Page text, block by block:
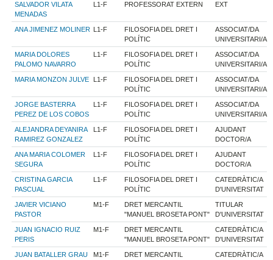
SALVADOR VILATA
MENADAS
L1-F PROFESSORAT EXTERN EXT
ANA JIMENEZ MOLINER L1-F
FILOSOFIA DEL DRET I
POLÍTIC
ASSOCIAT/DA
UNIVERSITARI/A
MARIA DOLORES
PALOMO NAVARRO
L1-F
FILOSOFIA DEL DRET I
POLÍTIC
ASSOCIAT/DA
UNIVERSITARI/A
MARIA MONZON JULVE L1-F
FILOSOFIA DEL DRET I
POLÍTIC
ASSOCIAT/DA
UNIVERSITARI/A
JORGE BASTERRA
PEREZ DE LOS COBOS
L1-F
FILOSOFIA DEL DRET I
POLÍTIC
ASSOCIAT/DA
UNIVERSITARI/A
ALEJANDRA DEYANIRA
RAMIREZ GONZALEZ
L1-F
FILOSOFIA DEL DRET I
POLÍTIC
AJUDANT
DOCTOR/A
ANA MARIA COLOMER
SEGURA
L1-F
FILOSOFIA DEL DRET I
POLÍTIC
AJUDANT
DOCTOR/A
CRISTINA GARCIA
PASCUAL
L1-F
FILOSOFIA DEL DRET I
POLÍTIC
CATEDRÀTIC/A
D'UNIVERSITAT
JAVIER VICIANO
PASTOR
M1-F
DRET MERCANTIL
"MANUEL BROSETA PONT"
TITULAR
D'UNIVERSITAT
JUAN IGNACIO RUIZ
PERIS
M1-F
DRET MERCANTIL
"MANUEL BROSETA PONT"
CATEDRÀTIC/A
D'UNIVERSITAT
JUAN BATALLER GRAU M1-F
DRET MERCANTIL
CATEDRÀTIC/A